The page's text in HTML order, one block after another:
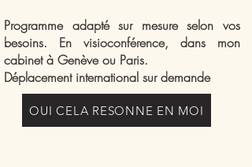
OUI CELA RESONNE EN MOI
Programme adapté sur mesure selon vos
besoins. En visioconférence, dans mon
cabinet à Genève ou Paris.
Déplacement international sur demande